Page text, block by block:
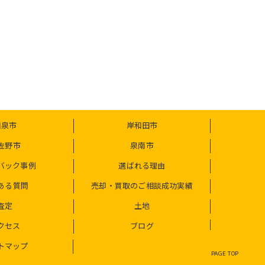
市
岸和田市
野市
泉南市
ック事例
選ばれる理由
る質問
売却・買取のご相談成功実績
定
土地
セス
ブログ
マップ
PAGE TOP